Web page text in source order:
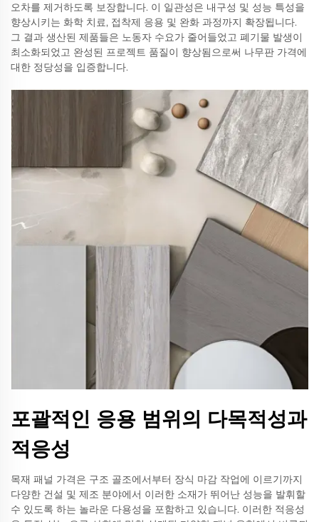
오차를 제거하도록 보장합니다. 이 일관성은 내구성 및 성능 특성을
향상시키는 화학 치료, 접착제 응용 및 완화 과정까지 확장됩니다.
그 결과 생산된 제품들은 노동자 수요가 줄어들었고 폐기물 발생이
최소화되었고 완성된 프로젝트 품질이 향상됨으로써 나무판 가격에
대한 정당성을 입증합니다.
포괄적인 응용 범위의 다목적성과
적응성
목재 패널 가격은 구조 골조에서부터 장식 마감 작업에 이르기까지
다양한 건설 및 제조 분야에서 이러한 소재가 뛰어난 성능을 발휘할
수 있도록 하는 놀라운 다용성을 포함하고 있습니다. 이러한 적응성